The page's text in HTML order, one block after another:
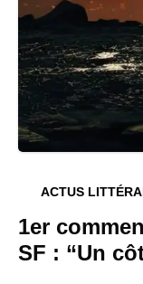
ACTUS
1er
SF : “Un